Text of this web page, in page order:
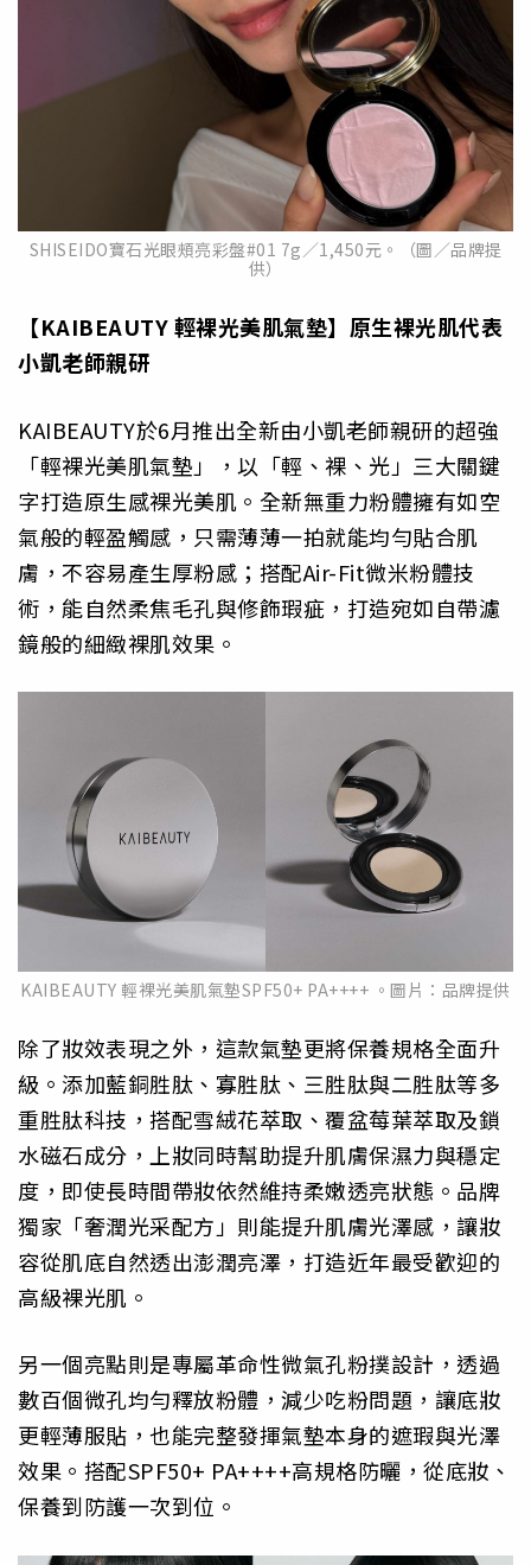
SHISEIDO寶石光眼頰亮彩盤#01 7g／1,450元。（圖／品牌提
供）
【KAIBEAUTY 輕裸光美肌氣墊】原生裸光肌代表
小凱老師親研
KAIBEAUTY於6月推出全新由小凱老師親研的超強
「輕裸光美肌氣墊」，以「輕、裸、光」三大關鍵
字打造原生感裸光美肌。全新無重力粉體擁有如空
氣般的輕盈觸感，只需薄薄一拍就能均勻貼合肌
膚，不容易產生厚粉感；搭配Air-Fit微米粉體技
術，能自然柔焦毛孔與修飾瑕疵，打造宛如自帶濾
鏡般的細緻裸肌效果。
KAIBEAUTY 輕裸光美肌氣墊SPF50+ PA++++ 。圖片：品牌提供
除了妝效表現之外，這款氣墊更將保養規格全面升
級。添加藍銅胜肽、寡胜肽、三胜肽與二胜肽等多
重胜肽科技，搭配雪絨花萃取、覆盆莓葉萃取及鎖
水磁石成分，上妝同時幫助提升肌膚保濕力與穩定
度，即使長時間帶妝依然維持柔嫩透亮狀態。品牌
獨家「奢潤光采配方」則能提升肌膚光澤感，讓妝
容從肌底自然透出澎潤亮澤，打造近年最受歡迎的
高級裸光肌。
另一個亮點則是專屬革命性微氣孔粉撲設計，透過
數百個微孔均勻釋放粉體，減少吃粉問題，讓底妝
更輕薄服貼，也能完整發揮氣墊本身的遮瑕與光澤
效果。搭配SPF50+ PA++++高規格防曬，從底妝、
保養到防護一次到位。